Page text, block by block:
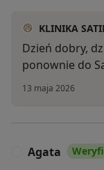
KLINIKA
Dzień dobry,
ponownie do
13 maja 2026
Agata